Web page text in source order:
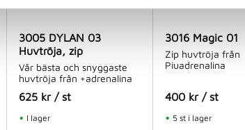
3005 DYLAN 03
Huvtröja, zip
Vår bästa och snyggaste
huvtröja från +adrenalina
625kr /st
I lager
3016 Magic 01
Zip huvtröja från
Piuadrenalina
400 kr /st
5 st i lager